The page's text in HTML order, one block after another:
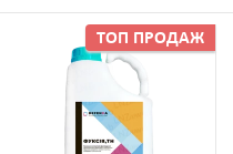
ТОП ПРОДАЖ